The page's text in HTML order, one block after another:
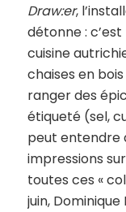
Draw:er,
détonne :
cuisine
chaises en
ranger des
étiqueté (sel,
peut entendre
impressions
toutes ces «
juin,